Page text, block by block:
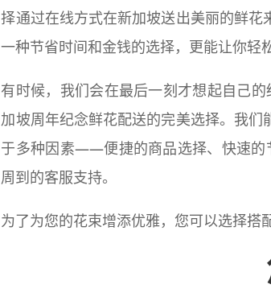
择通过在线方式在新加坡送出美丽的鲜
一种节省时间和金钱的选择，更能让你轻
有时候，我们会在最后一刻才想起自己
加坡周年纪念鲜花配送的完美选择。我
于多种因素——便捷的商品选择、快速的
周到的客服支持。
为了为您的花束增添优雅，您可以选择搭